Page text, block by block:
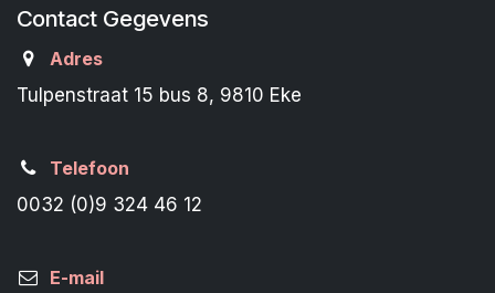
Contact Gegevens
Adres
Tulpenstraat 15 bus 8, 9810 Eke
Telefoon
0032 (0)9 324 46 12
E-mail